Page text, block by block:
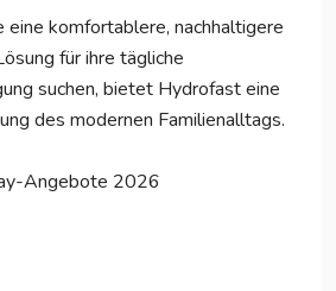
eine komfortablere, nachhaltigere
für ihre tägliche
suchen, bietet Hydrofast eine
des modernen Familienalltags.
Angebote 2026